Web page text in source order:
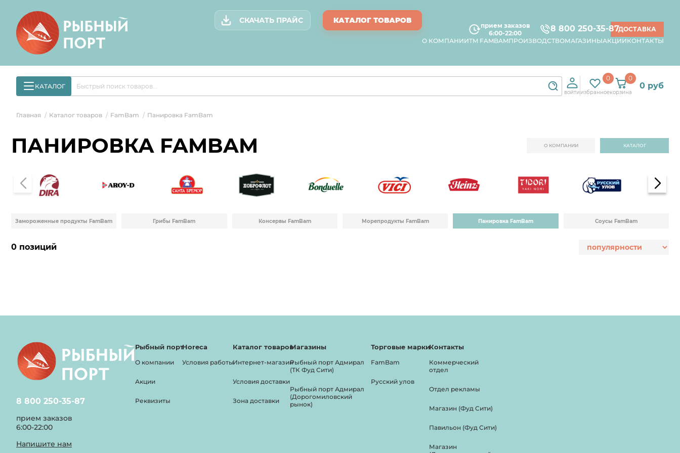
СКАЧАТЬ ПРАЙС КАТАЛОГ ТОВАРОВ
прием заказов
6:00-22:00
8 800 250-35-87ДОСТАВКА
О КОМПАНИИTM FAMBAMПРОИЗВОДСТВОМАГАЗИНЫАКЦИИКОНТАКТЫ
КАТАЛОГ
войти избранное
0
корзина
0
0 руб
Главная / Каталог товаров / FamBam / Панировка FamBam
ПАНИРОВКА FAMBAM О КОМПАНИИ КАТАЛОГ
Замороженные продукты FamBam Грибы FamBam Консервы FamBam Морепродукты FamBam Панировка FamBam Соусы FamBam
0 позиций
8 800 250-35-87
прием заказов
6:00-22:00
Напишите нам
Рыбный порт
О компании
Акции
Реквизиты
Horeca
Условия работы
Каталог товаров
Интернет-магазин
Условия доставки
Зона доставки
Магазины
Рыбный порт Адмирал
(ТК Фуд Сити)
Рыбный порт Адмирал
(Дорогомиловский
рынок)
Торговые марки
FamBam
Русский улов
Контакты
Коммерческий
отдел
Отдел рекламы
Магазин (Фуд Сити)
Павильон (Фуд Сити)
Магазин